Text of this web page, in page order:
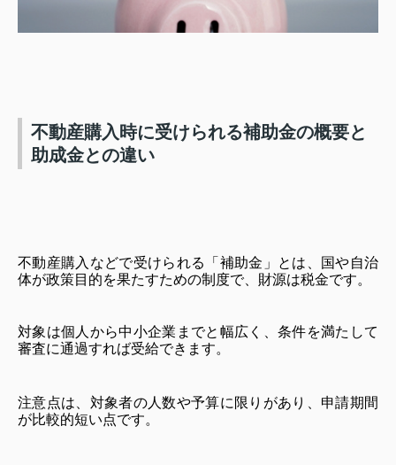
不動産購入時に受けられる補助金の概要と
助成金との違い
不動産購入などで受けられる「補助金」とは、国や自治
体が政策目的を果たすための制度で、財源は税金です。
対象は個人から中小企業までと幅広く、条件を満たして
審査に通過すれば受給できます。
注意点は、対象者の人数や予算に限りがあり、申請期間
が比較的短い点です。